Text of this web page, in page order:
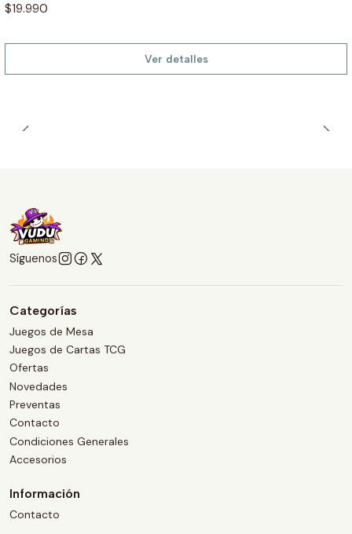
$19.990
Ver detalles
Síguenos
Categorías
Juegos de Mesa
Juegos de Cartas TCG
Ofertas
Novedades
Preventas
Contacto
Condiciones Generales
Accesorios
Información
Contacto